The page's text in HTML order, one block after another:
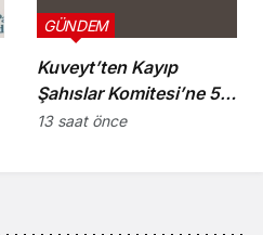
Kuveyt’ten Kayıp
Şahıslar Komitesi’ne 50
bin dolar katkı
GÜNDEM
13 saat önce